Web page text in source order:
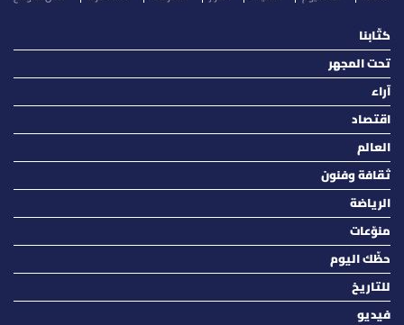
كتّابنا
تحت المجهر
آراء
اقتصاد
العالم
ثقافة وفنون
الرياضة
منوّعات
حظّك اليوم
للتاريخ
فيديو